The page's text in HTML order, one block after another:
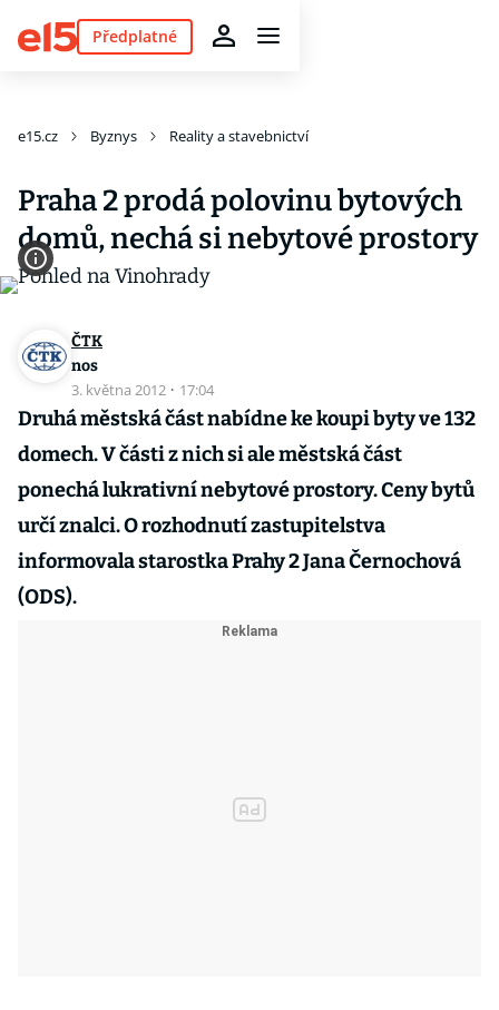
Předplatné
e15.cz Byznys Reality a stavebnictví
Praha 2 prodá polovinu bytových
domů, nechá si nebytové prostory
ČTK
nos
3. května 2012 · 17:04
Druhá městská část nabídne ke koupi byty ve 132
domech. V části z nich si ale městská část
ponechá lukrativní nebytové prostory. Ceny bytů
určí znalci. O rozhodnutí zastupitelstva
informovala starostka Prahy 2 Jana Černochová
(ODS).